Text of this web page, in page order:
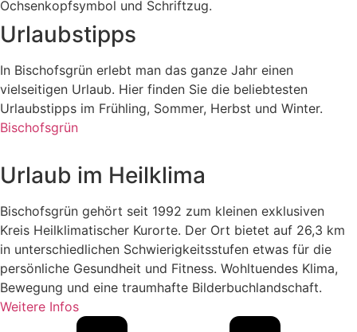
Urlaubstipps
In Bischofsgrün erlebt man das ganze Jahr einen
vielseitigen Urlaub. Hier finden Sie die beliebtesten
Urlaubstipps im Frühling, Sommer, Herbst und Winter.
Bischofsgrün
Urlaub im Heilklima
Bischofsgrün gehört seit 1992 zum kleinen exklusiven
Kreis Heilklimatischer Kurorte. Der Ort bietet auf 26,3 km
in unterschiedlichen Schwierigkeitsstufen etwas für die
persönliche Gesundheit und Fitness. Wohltuendes Klima,
Bewegung und eine traumhafte Bilderbuchlandschaft.
Weitere Infos